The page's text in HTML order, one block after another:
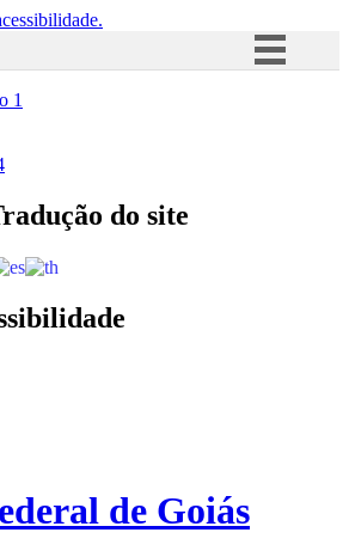
Acesso à informação
1
do site
de Goiás